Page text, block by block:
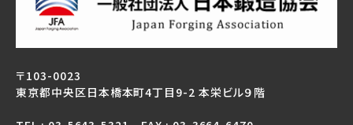
〒103-0023
東京都中央区日本橋本町4丁目9-2 本栄ビル９階